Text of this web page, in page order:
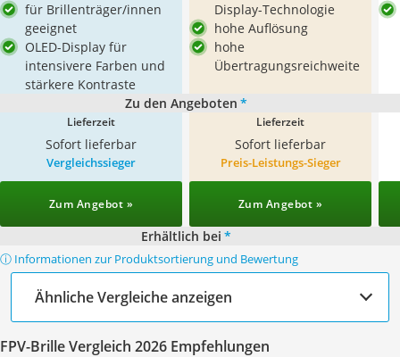
für Brillenträger/innen
geeignet
OLED-Display für
intensivere Farben und
stärkere Kontraste
Display-Technologie
hohe Auflösung
hohe
Übertragungsreichweite
Zu den Angeboten *
Lieferzeit
Sofort lieferbar
Lieferzeit
Sofort lieferbar
Vergleichssieger
Zum Angebot »
Preis-Leistungs-Sieger
Zum Angebot »
Erhältlich bei *
ⓘ Informationen zur Produktsortierung und Bewertung
Ähnliche Vergleiche anzeigen
FPV-Brille Vergleich 2026 Empfehlungen